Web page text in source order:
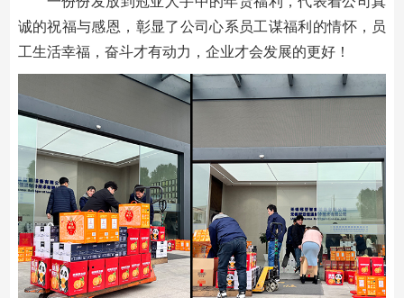
诚的祝福与感恩，彰显了公司心系员工谋福利的情怀，员
工生活幸福，奋斗才有动力，企业才会发展的更好！